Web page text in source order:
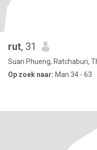
rut, 31
Suan Phueng, Ratchaburi,
Op zoek naar: Man 34 - 63